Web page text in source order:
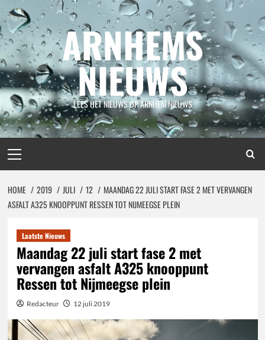
Spring
naar
inhoud
ARNHEMS
NIEUWS
LEES HET NIEUWS OP ARNHEM NIEUWS
menu
HOME 2019 JULI 12
MAANDAG 22 JULI START FASE 2 MET VERVANGEN
ASFALT A325 KNOOPPUNT RESSEN TOT NIJMEEGSE PLEIN
Laatste Nieuws
Maandag 22 juli start fase 2 met
vervangen asfalt A325 knooppunt
Ressen tot Nijmeegse plein
Redacteur 12 juli 2019